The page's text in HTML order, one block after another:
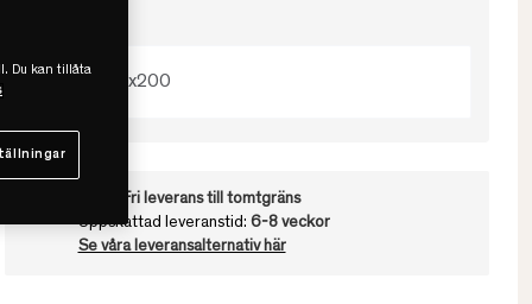
180x200
Fri leverans till tomtgräns
Uppskattad leveranstid: 6-8 veckor
Se våra leveransalternativ här
Du kan tillåta